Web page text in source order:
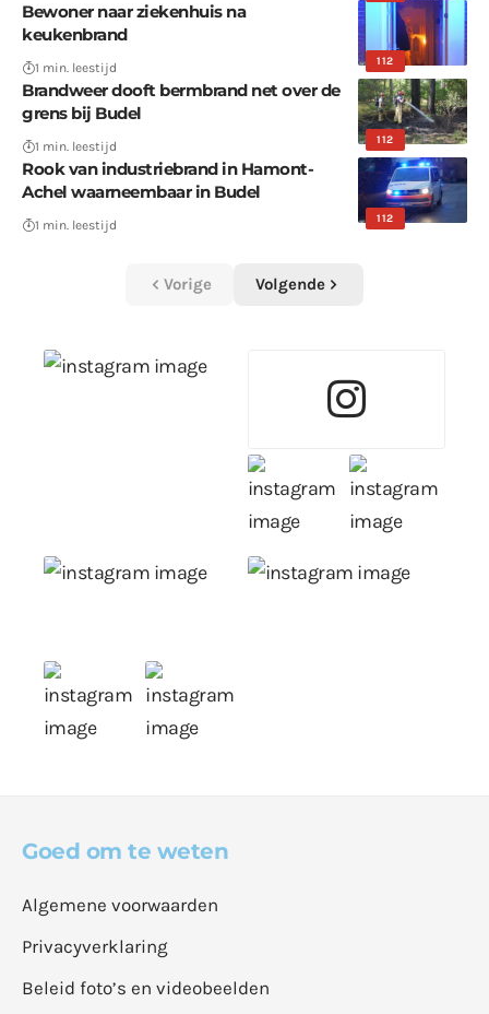
112
Bewoner naar ziekenhuis na
keukenbrand
1 min. leestijd
112
Brandweer dooft bermbrand net over de
grens bij Budel
1 min. leestijd
112
Rook van industriebrand in Hamont-
Achel waarneembaar in Budel
1 min. leestijd
Vorige Volgende
Goed om te weten
Algemene voorwaarden
Privacyverklaring
Beleid foto’s en videobeelden